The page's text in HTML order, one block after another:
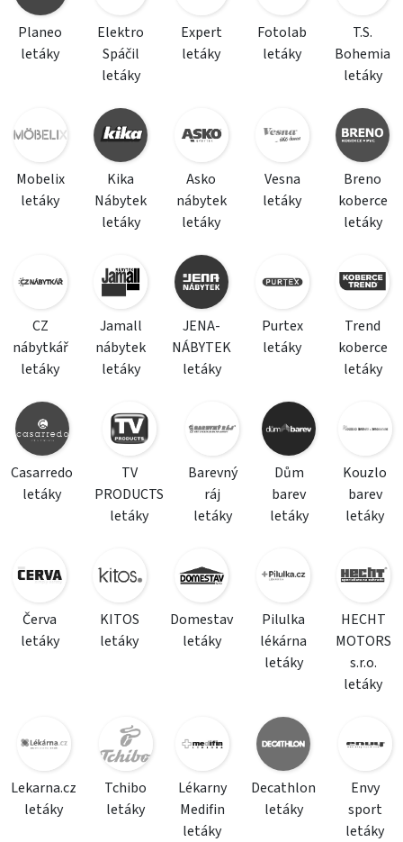
Planeo
letáky
Elektro
Spáčil
letáky
Expert
letáky
Fotolab
letáky
T.S.
Bohemia
letáky
Mobelix
letáky
Kika
Nábytek
letáky
Asko
nábytek
letáky
Vesna
letáky
Breno
koberce
letáky
CZ
nábytkář
letáky
Jamall
nábytek
letáky
JENA-
NÁBYTEK
letáky
Purtex
letáky
Trend
koberce
letáky
Casarredo
letáky
TV
PRODUCTS
letáky
Barevný
ráj
letáky
Dům
barev
letáky
Kouzlo
barev
letáky
Červa
letáky
KITOS
letáky
Domestav
letáky
Pilulka
lékárna
letáky
HECHT
MOTORS
s.r.o.
letáky
Lekarna.cz
letáky
Tchibo
letáky
Lékarny
Medifin
letáky
Decathlon
letáky
Envy
sport
letáky